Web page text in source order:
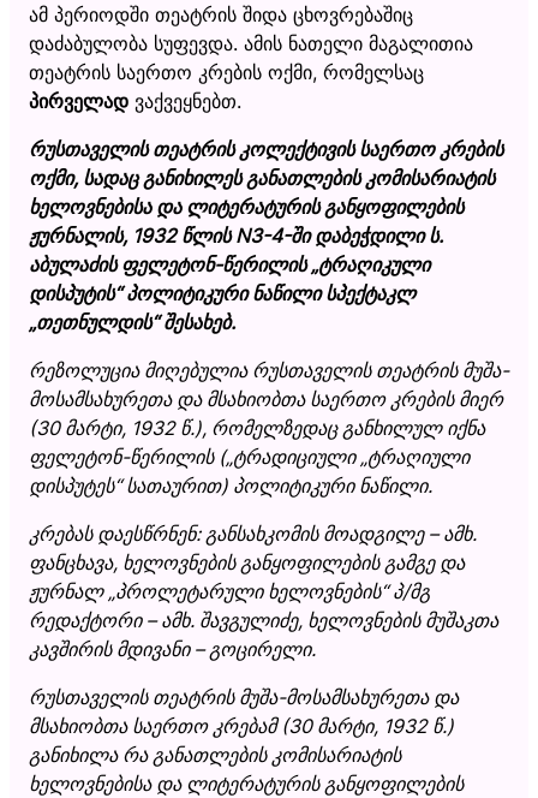
ამ პერიოდში თეატრის შიდა ცხოვრებაშიც
დაძაბულობა სუფევდა. ამის ნათელი მაგალითია
თეატრის საერთო კრების ოქმი, რომელსაც
პირველად ვაქვეყნებთ.
რუსთაველის თეატრის კოლექტივის საერთო კრების
ოქმი, სადაც განიხილეს განათლების კომისარიატის
ხელოვნებისა და ლიტერატურის განყოფილების
ჟურნალის, 1932 წლის N3-4-ში დაბეჭდილი ს.
აბულაძის ფელეტონ-წერილის „ტრაღიკული
დისპუტის“ პოლიტიკური ნაწილი სპექტაკლ
„თეთნულდის“ შესახებ.
რეზოლუცია მიღებულია რუსთაველის თეატრის მუშა-
მოსამსახურეთა და მსახიობთა საერთო კრების მიერ
(30 მარტი, 1932 წ.), რომელზედაც განხილულ იქნა
ფელეტონ-წერილის („ტრადიციული „ტრაღიული
დისპუტეს“ სათაურით) პოლიტიკური ნაწილი.
კრებას დაესწრნენ: განსახკომის მოადგილე – ამხ.
ფანცხავა, ხელოვნების განყოფილების გამგე და
ჟურნალ „პროლეტარული ხელოვნების“ პ/მგ
რედაქტორი – ამხ. შავგულიძე, ხელოვნების მუშაკთა
კავშირის მდივანი – გოცირელი.
რუსთაველის თეატრის მუშა-მოსამსახურეთა და
მსახიობთა საერთო კრებამ (30 მარტი, 1932 წ.)
განიხილა რა განათლების კომისარიატის
ხელოვნებისა და ლიტერატურის განყოფილების